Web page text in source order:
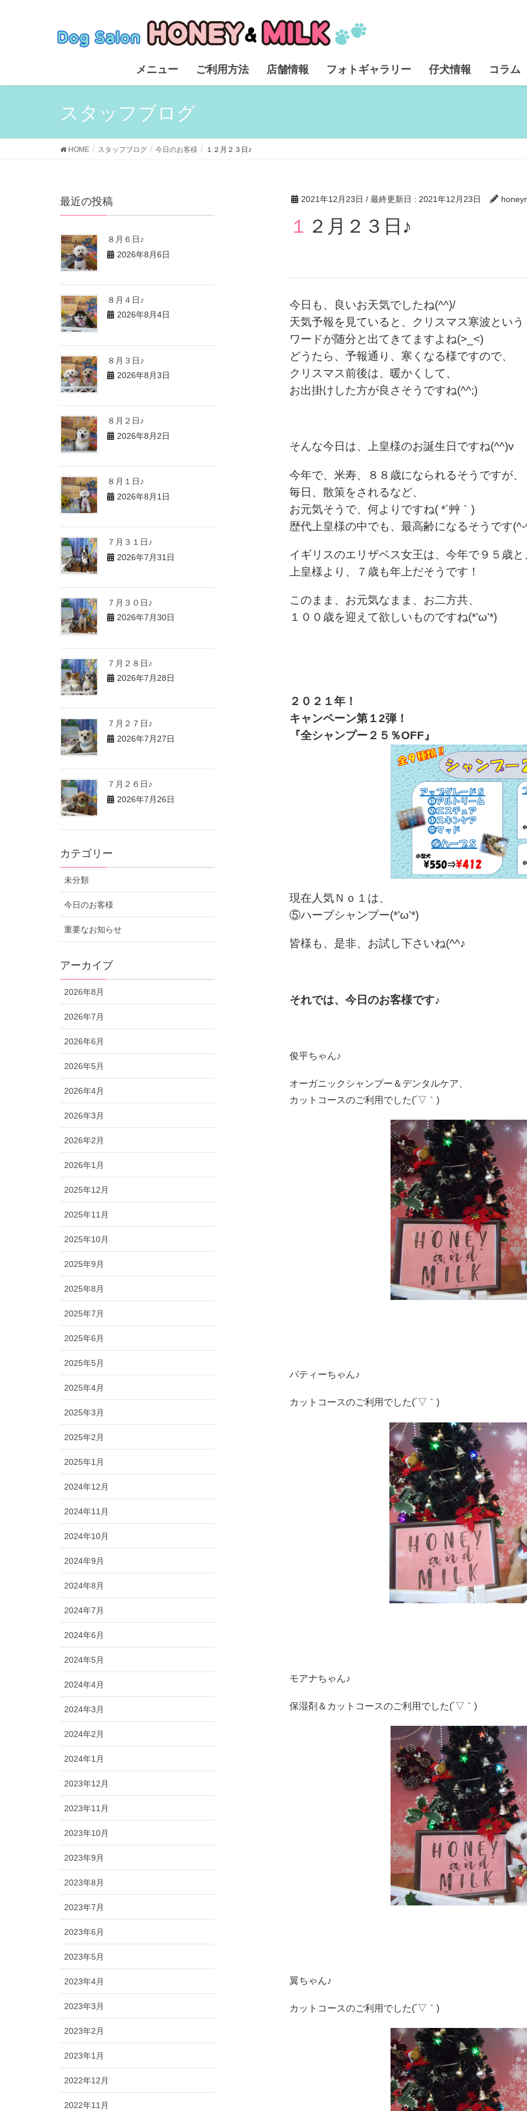
メニュー ご利用方法 店舗情報 フォトギャラリー 仔犬情報 コラム
スタッフブログ
HOME スタッフブログ 今日のお客様 １２月２３日♪
2021年12月23日 / 最終更新日 : 2021年12月23日
１２月２３日♪
今日も、良いお天気でしたね(^^)/
天気予報を見ていると、クリスマス寒波という
ワードが随分と出てきてますよね(>_<)
どうたら、予報通り、寒くなる様ですので、
クリスマス前後は、暖かくして、
お出掛けした方が良さそうですね(^^;)
そんな今日は、上皇様のお誕生日ですね(^^)v
今年で、米寿、８８歳になられるそうですが、
毎日、散策をされるなど、
お元気そうで、何よりですね( *´艸｀)
歴代上皇様の中でも、最高齢になるそうです
イギリスのエリザベス女王は、今年で９５歳と
上皇様より、７歳も年上だそうです！
このまま、お元気なまま、お二方共、
１００歳を迎えて欲しいものですね(*’ω’*)
２０２１年！
キャンペーン第１2弾！
『全シャンプー２５％OFF 』
現在人気Ｎｏ１は、
⑤ハーブシャンプー(*’ω’*)
皆様も、是非、お試し下さいね(^^♪
それでは、今日のお客様です♪
俊平ちゃん♪
オーガニックシャンプー＆デンタルケア、
カットコースのご利用でした(´▽｀)
パティーちゃん♪
カットコースのご利用でした(´▽｀)
モアナちゃん♪
保湿剤＆カットコースのご利用でした(´▽｀)
翼ちゃん♪
カットコースのご利用でした(´▽｀)
最近の投稿
８月６日♪
2026年8月6日
８月４日♪
2026年8月4日
８月３日♪
2026年8月3日
８月２日♪
2026年8月2日
８月１日♪
2026年8月1日
７月３１日♪
2026年7月31日
７月３０日♪
2026年7月30日
７月２８日♪
2026年7月28日
７月２７日♪
2026年7月27日
７月２６日♪
2026年7月26日
カテゴリー
未分類
今日のお客様
重要なお知らせ
アーカイブ
2026年8月
2026年7月
2026年6月
2026年5月
2026年4月
2026年3月
2026年2月
2026年1月
2025年12月
2025年11月
2025年10月
2025年9月
2025年8月
2025年7月
2025年6月
2025年5月
2025年4月
2025年3月
2025年2月
2025年1月
2024年12月
2024年11月
2024年10月
2024年9月
2024年8月
2024年7月
2024年6月
2024年5月
2024年4月
2024年3月
2024年2月
2024年1月
2023年12月
2023年11月
2023年10月
2023年9月
2023年8月
2023年7月
2023年6月
2023年5月
2023年4月
2023年3月
2023年2月
2023年1月
2022年12月
2022年11月